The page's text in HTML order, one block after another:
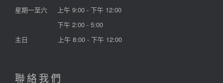
星期一至六
上午 9:00 - 下午 12:00
下午 2:00 - 5:00
主日
上午 8:00 - 下午 12:00
聯絡我們